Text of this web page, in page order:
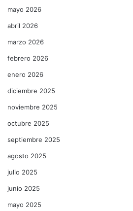
mayo 2026
abril 2026
marzo 2026
febrero 2026
enero 2026
diciembre 2025
noviembre 2025
octubre 2025
septiembre 2025
agosto 2025
julio 2025
junio 2025
mayo 2025